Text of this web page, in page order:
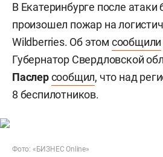
В Екатеринбурге после атаки
произошел пожар на
Wildberries. Об этом сообщили
Губернатор Свердловской
Паслерсообщил, что над
8 беспилотников.
Фото: «БИЗНЕС Online»